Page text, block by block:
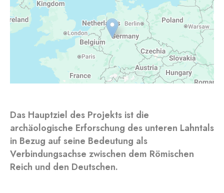
Das Hauptziel des Projekts ist die
archäologische Erforschung des unteren Lahntals
in Bezug auf seine Bedeutung als
Verbindungsachse zwischen dem Römischen
Reich und den Deutschen.